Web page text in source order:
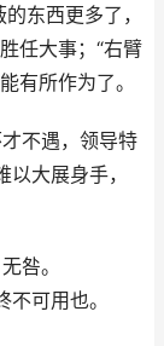
东西更多了，
任大事；“右臂
有所作为了。
不遇，领导特
大展身手，
咎。
可用也。